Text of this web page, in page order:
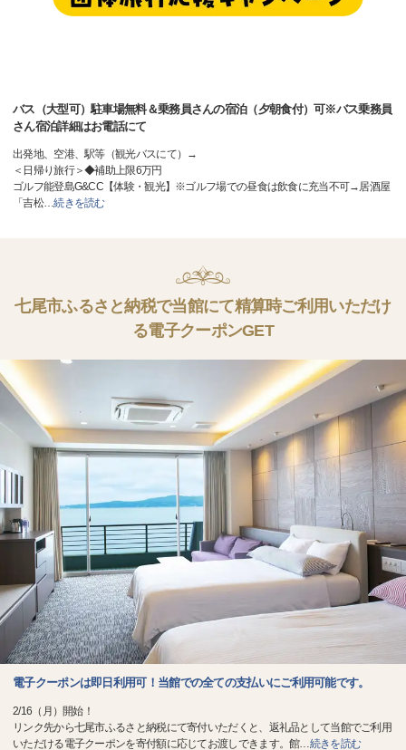
バス（大型可）駐車場無料＆乗務員さんの宿泊（夕朝食付）可※バス乗務員
さん宿泊詳細はお電話にて
出発地、空港、駅等（観光バスにて）→
＜日帰り旅行＞◆補助上限6万円
ゴルフ能登島G&CC【体験・観光】※ゴルフ場での昼食は飲食に充当不可→居酒屋
「吉松…続きを読む
七尾市ふるさと納税で当館にて精算時ご利用いただけ
る電子クーポンGET
電子クーポンは即日利用可！当館での全ての支払いにご利用可能です。
2/16（月）開始！
リンク先から七尾市ふるさと納税にて寄付いただくと、返礼品として当館でご利用
いただける電子クーポンを寄付額に応じてお渡しできます。館…続きを読む